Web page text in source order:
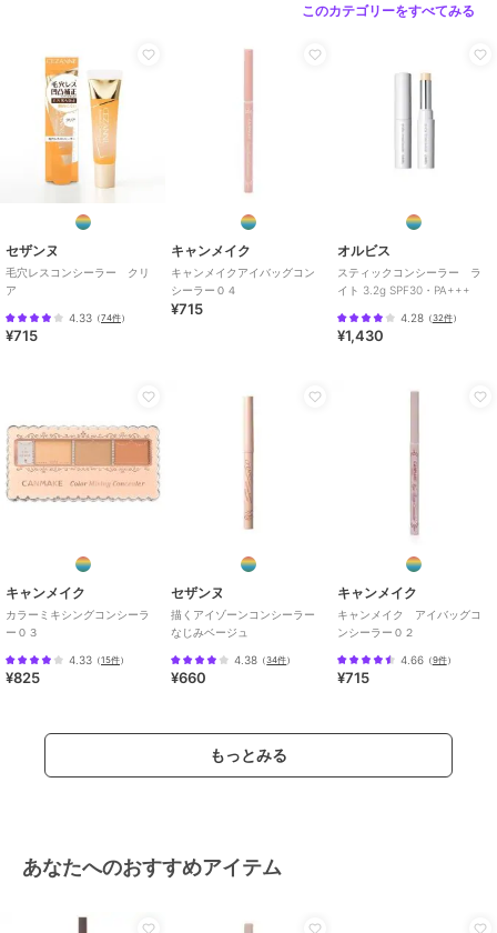
このカテゴリーをすべてみる
セザンヌ
毛穴レスコンシーラー クリ
ア
4.33 （74件）
¥715
キャンメイク
キャンメイクアイバッグコン
シーラー０４
¥715
オルビス
スティックコンシーラー ラ
イト 3.2g SPF30・PA+++
4.28（32件）
¥1,430
キャンメイク
カラーミキシングコンシーラ
ー０３
4.33 （15件）
¥825
セザンヌ
描くアイゾーンコンシーラー
なじみベージュ
4.38 （34件）
¥660
キャンメイク
キャンメイク アイバッグコ
ンシーラー０２
4.66（9件）
¥715
もっとみる
あなたへのおすすめアイテム